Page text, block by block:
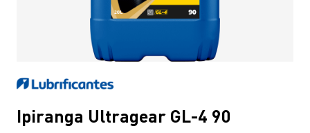
Ipiranga Ultragear GL-4 90